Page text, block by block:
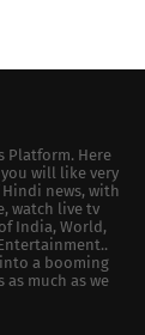
Platform. Here
will like very
news, with
watch live tv
India, World,
a booming
much as we